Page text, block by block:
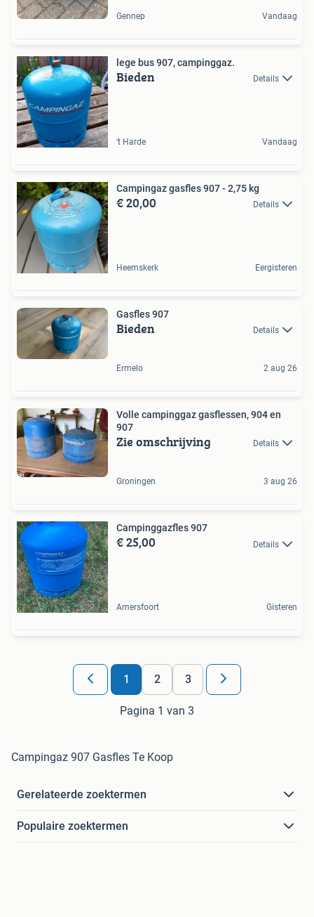
Gennep Vandaag
lege bus 907, campinggaz.
Bieden Details
't Harde Vandaag
Campingaz gasfles 907 - 2,75 kg
€ 20,00 Details
Heemskerk Eergisteren
Gasfles 907
Bieden Details
Ermelo 2 aug 26
Volle campinggaz gasflessen, 904 en
907
Zie omschrijving Details
Groningen 3 aug 26
Campinggazfles 907
€ 25,00 Details
Amersfoort Gisteren
1 2 3
Pagina 1 van 3
Campingaz 907 Gasfles Te Koop
Gerelateerde zoektermen
Populaire zoektermen